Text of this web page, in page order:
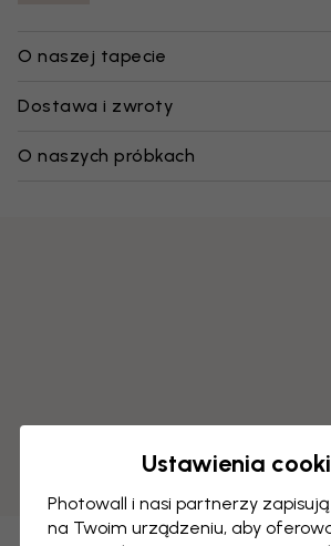
O naszej tapecie
Dostawa i zwroty
O naszych próbkach
Ustawienia
Photowall i nasi partnerzy
na Twoim urządzeniu, aby